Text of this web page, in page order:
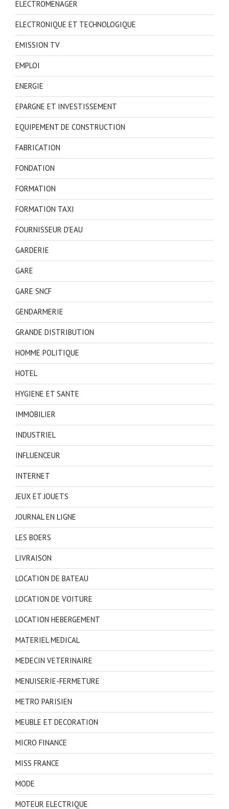
ELECTROMENAGER
ELECTRONIQUE ET TECHNOLOGIQUE
EMISSION TV
EMPLOI
ENERGIE
EPARGNE ET INVESTISSEMENT
EQUIPEMENT DE CONSTRUCTION
FABRICATION
FONDATION
FORMATION
FORMATION TAXI
FOURNISSEUR D'EAU
GARDERIE
GARE
GARE SNCF
GENDARMERIE
GRANDE DISTRIBUTION
HOMME POLITIQUE
HOTEL
HYGIENE ET SANTE
IMMOBILIER
INDUSTRIEL
INFLUENCEUR
INTERNET
JEUX ET JOUETS
JOURNAL EN LIGNE
LES BOERS
LIVRAISON
LOCATION DE BATEAU
LOCATION DE VOITURE
LOCATION HEBERGEMENT
MATERIEL MEDICAL
MEDECIN VETERINAIRE
MENUISERIE-FERMETURE
METRO PARISIEN
MEUBLE ET DECORATION
MICRO FINANCE
MISS FRANCE
MODE
MOTEUR ELECTRIQUE